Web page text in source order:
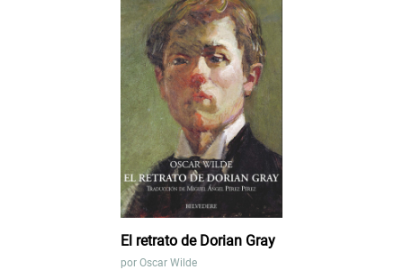
El retrato de Dorian Gray
por Oscar Wilde